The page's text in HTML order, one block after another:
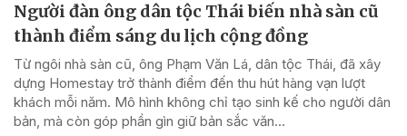
Người đàn ông dân tộc Thái biến nhà sàn cũ
thành điểm sáng du lịch cộng đồng
Từ ngôi nhà sàn cũ, ông Phạm Văn Lá, dân tộc Thái, đã xây
dựng Homestay trở thành điểm đến thu hút hàng vạn lượt
khách mỗi năm. Mô hình không chỉ tạo sinh kế cho người dân
bản, mà còn góp phần gìn giữ bản sắc văn...